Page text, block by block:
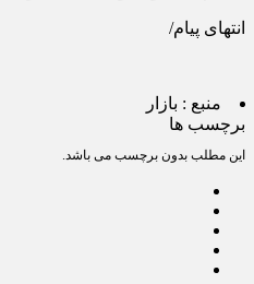
انتهای پیام/
منبع : بازار
برچسب ها
این مطلب بدون برچسب می باشد.